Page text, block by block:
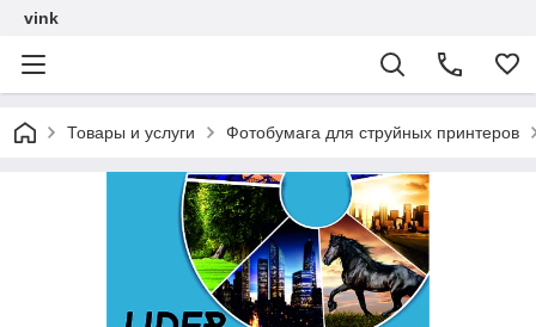
vink
Товары и услуги Фотобумага для струйных принтеров